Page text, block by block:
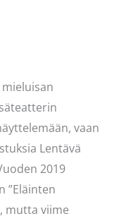
vaan
Lentävä
2019
”Eläinten
mutta viime